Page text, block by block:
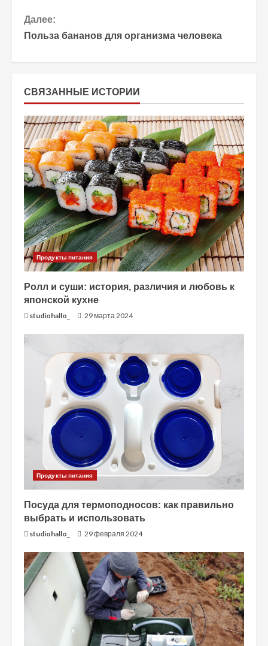
о
д
л
ж
и
т
ь
ч
т
е
н
и
Далее:
Польза бананов для организма человека
СВЯЗАННЫЕ ИСТОРИИ
Продукты питания
Ролл и суши: история, различия и любовь к
японской кухне
studiohallo_ 29 марта 2024
Продукты питания
Посуда для термоподносов: как правильно
выбрать и использовать
studiohallo_ 29 февраля 2024